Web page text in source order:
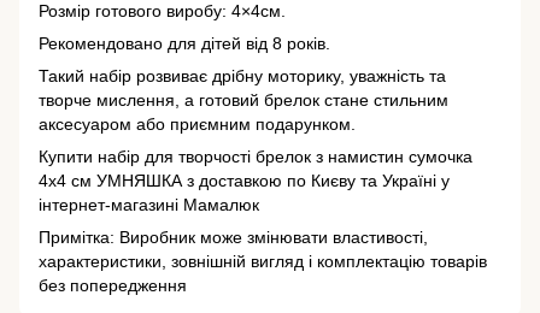
Розмір готового виробу: 4×4см.
Рекомендовано для дітей від 8 років.
Такий набір розвиває дрібну моторику, уважність та
творче мислення, а готовий брелок стане стильним
аксесуаром або приємним подарунком.
Купити набір для творчості брелок з намистин сумочка
4х4 см УМНЯШКА з доставкою по Києву та Україні у
інтернет-магазині Мамалюк
Примітка: Виробник може змінювати властивості,
характеристики, зовнішній вигляд і комплектацію товарів
без попередження